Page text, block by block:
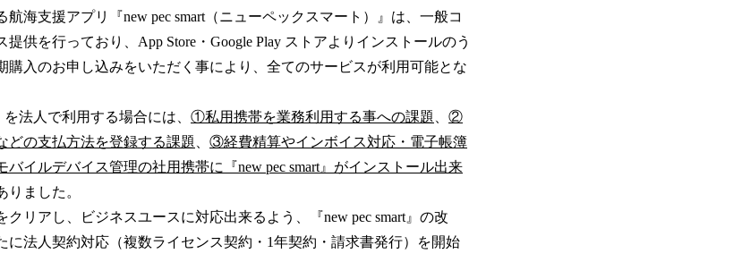
海支援アプリ『new pec smart（ニューペックスマート）』は、一般コ
供を行っており、App Store・Google Play ストアよりインストールのう
購入のお申し込みをいただく事により、全てのサービスが利用可能とな
法人で利用する場合には、 ①私用携帯を業務利用する事への課題
②
どの支払方法を登録する課題
③経費精算やインボイス対応・電子帳簿
イルデバイス管理の社用携帯に『new pec smart』がインストール出来
りました。
リアし、ビジネスユースに対応出来るよう、『new pec smart』の改
に法人契約対応（複数ライセンス契約・1年契約・請求書発行）を開始